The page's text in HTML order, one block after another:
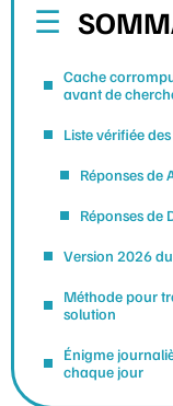
Cache
avant de
Liste vérifiée
Réponses de
Réponses de
Version 2026
Méthode pour
solution
Énigme
chaque jour